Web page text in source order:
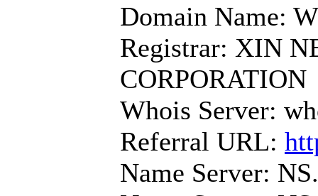
Domain Name:
Registrar: XIN
CORPORATION
Whois Server:
Referral URL:
Name Server: